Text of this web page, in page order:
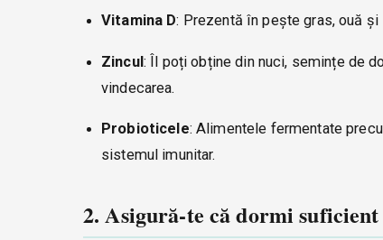
Vitamina D: Prezentă în pește gras, ouă
Zincul: Îl poți obține din nuci, semințe de
vindecarea.
Probioticele: Alimentele fermentate
sistemul imunitar.
2. Asigură-te că dormi suficient